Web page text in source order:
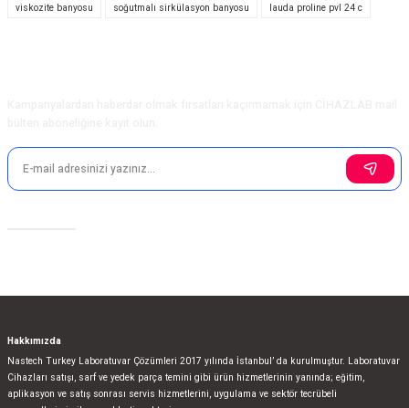
Ürün resmi kalitesiz, bozuk veya görüntülenemiyor.
viskozite banyosu
soğutmalı sirkülasyon banyosu lauda proline pvl 24 c
Hakkımızda
Nastech Turkey Laboratuvar Çözümleri 2017 yılında İstanbul’ da kurulmuştur. Laboratuvar
Cihazları satışı, sarf ve yedek parça temini gibi ürün hizmetlerinin yanında; eğitim,
aplikasyon ve satış sonrası servis hizmetlerini, uygulama ve sektör tecrübeli